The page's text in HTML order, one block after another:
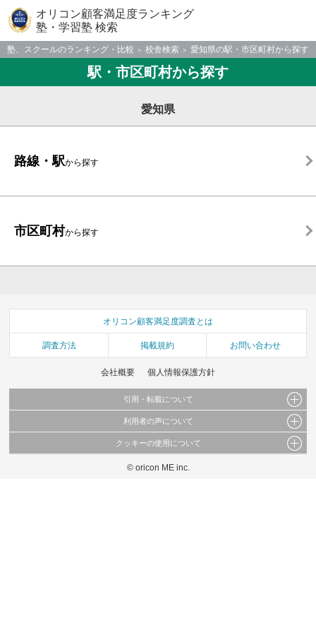
オリコン顧客満足度ランキング
塾・学習塾 検索
塾、スクールのランキング・比較 校舎検索 愛知県の駅・市区町村から探す
駅・市区町村から探す
愛知県
路線・駅から探す
市区町村から探す
オリコン顧客満足度調査とは
調査方法 掲載規約 お問い合わせ
会社概要 個人情報保護方針
引用・転載について
当サイトで公開されている情報（文字、写真、イラスト、画像データ等）及びこれらの配
これらの情報を権利者の許可なく無断転載・複製などの二次利用を行うことは固く禁じて
利用者の声について
当サイトに掲載している内容はすべてサービスの利用者が提出された見解・感想です。
弊社の見解・ 意見ではないことをご理解いただいた上でご覧ください。
クッキーの使用について
このサイトでは Cookie を使用して、ユーザーに合わせたコンテンツや広告の表示、ソー
© oricon ME inc.